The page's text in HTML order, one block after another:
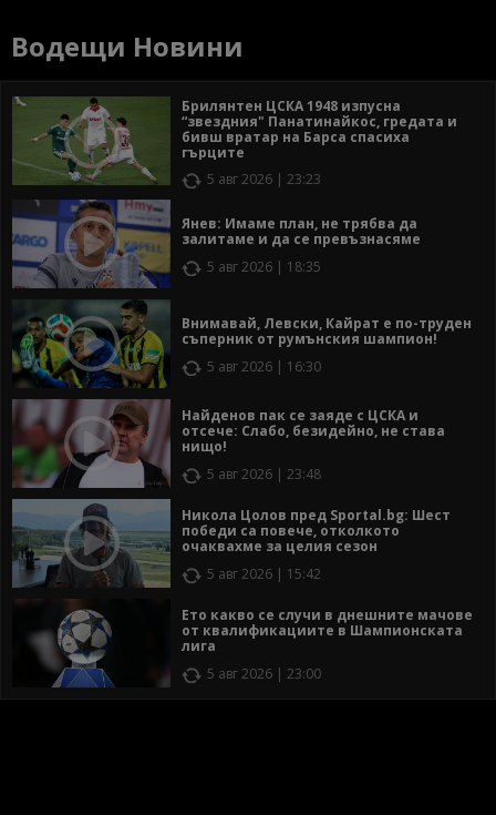
Водещи Новини
Брилянтен ЦСКА 1948 изпусна
“звездния" Панатинайкос, гредата и
бивш вратар на Барса спасиха
гърците
5 авг 2026 | 23:23
Янев: Имаме план, не трябва да
залитаме и да се превъзнасяме
5 авг 2026 | 18:35
Внимавай, Левски, Кайрат е по-труден
съперник от румънския шампион!
5 авг 2026 | 16:30
Найденов пак се заяде с ЦСКА и
отсече: Слабо, безидейно, не става
нищо!
5 авг 2026 | 23:48
Никола Цолов пред Sportal.bg: Шест
победи са повече, отколкото
очаквахме за целия сезон
5 авг 2026 | 15:42
Ето какво се случи в днешните мачове
от квалификациите в Шампионската
лига
5 авг 2026 | 23:00